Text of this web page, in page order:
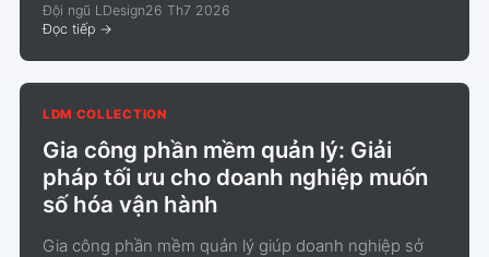
Đội ngũ LDesign26 Th7 2026
Đọc tiếp ->
LDM COLLECTION
Gia công phần mềm quản lý: Giải
pháp tối ưu cho doanh nghiệp muốn
số hóa vận hành
Gia công phần mềm quản lý giúp doanh nghiệp sở